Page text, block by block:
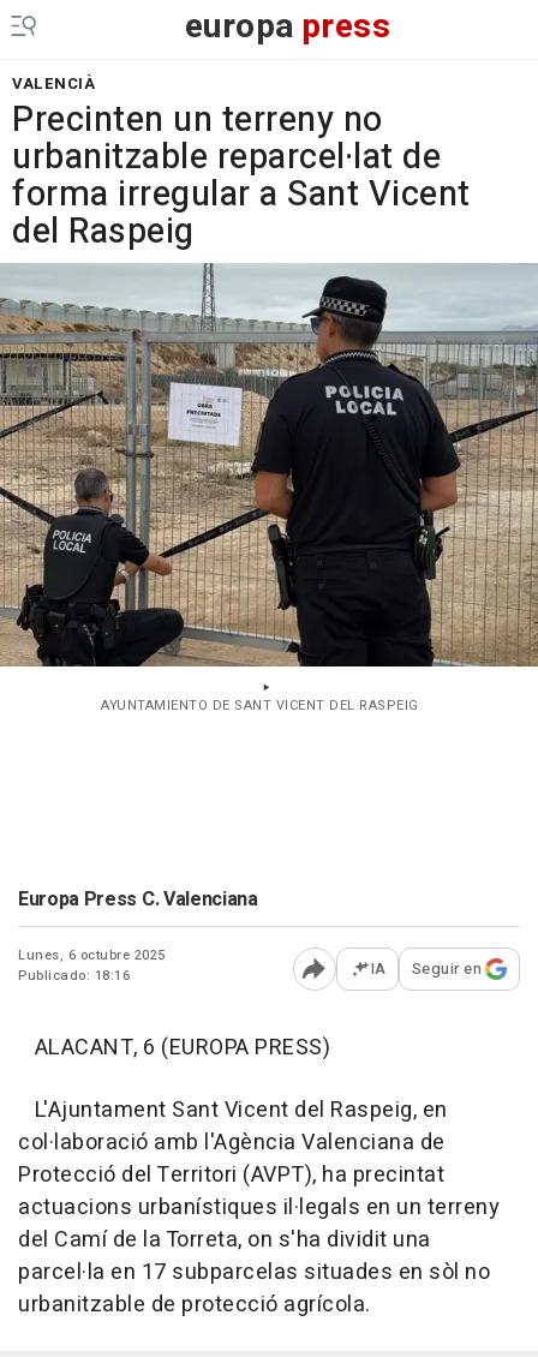
europa press
VALENCIÀ
Precinten un terreny no
urbanitzable reparcel·lat de
forma irregular a Sant Vicent
del Raspeig
AYUNTAMIENTO DE SANT VICENT DEL RASPEIG
Europa Press C. Valenciana
Lunes, 6 octubre 2025
Publicado: 18:16
Abrir opciones para
IA Seguir en
ALACANT, 6 (EUROPA PRESS)
L'Ajuntament Sant Vicent del Raspeig, en
col·laboració amb l'Agència Valenciana de
Protecció del Territori (AVPT), ha precintat
actuacions urbanístiques il·legals en un terreny
del Camí de la Torreta, on s'ha dividit una
parcel·la en 17 subparcelas situades en sòl no
urbanitzable de protecció agrícola.